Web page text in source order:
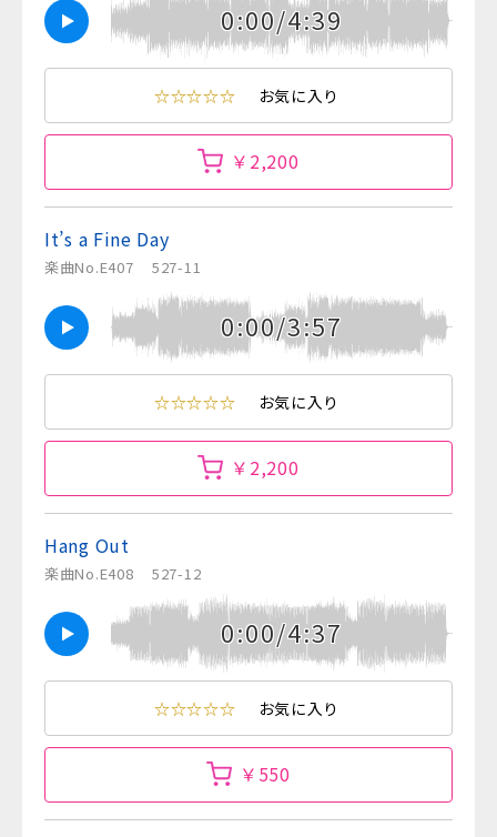
0:00/4:39
☆☆☆☆☆ お気に入り
￥2,200
It’s a Fine Day
楽曲No.E407 527-11
0:00/3:57
☆☆☆☆☆ お気に入り
￥2,200
Hang Out
楽曲No.E408 527-12
0:00/4:37
☆☆☆☆☆ お気に入り
￥550